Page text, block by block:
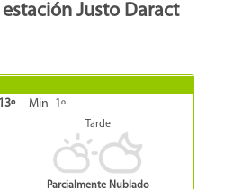
Justo Daract
Min -1º
Tarde
Parcialmente Nublado